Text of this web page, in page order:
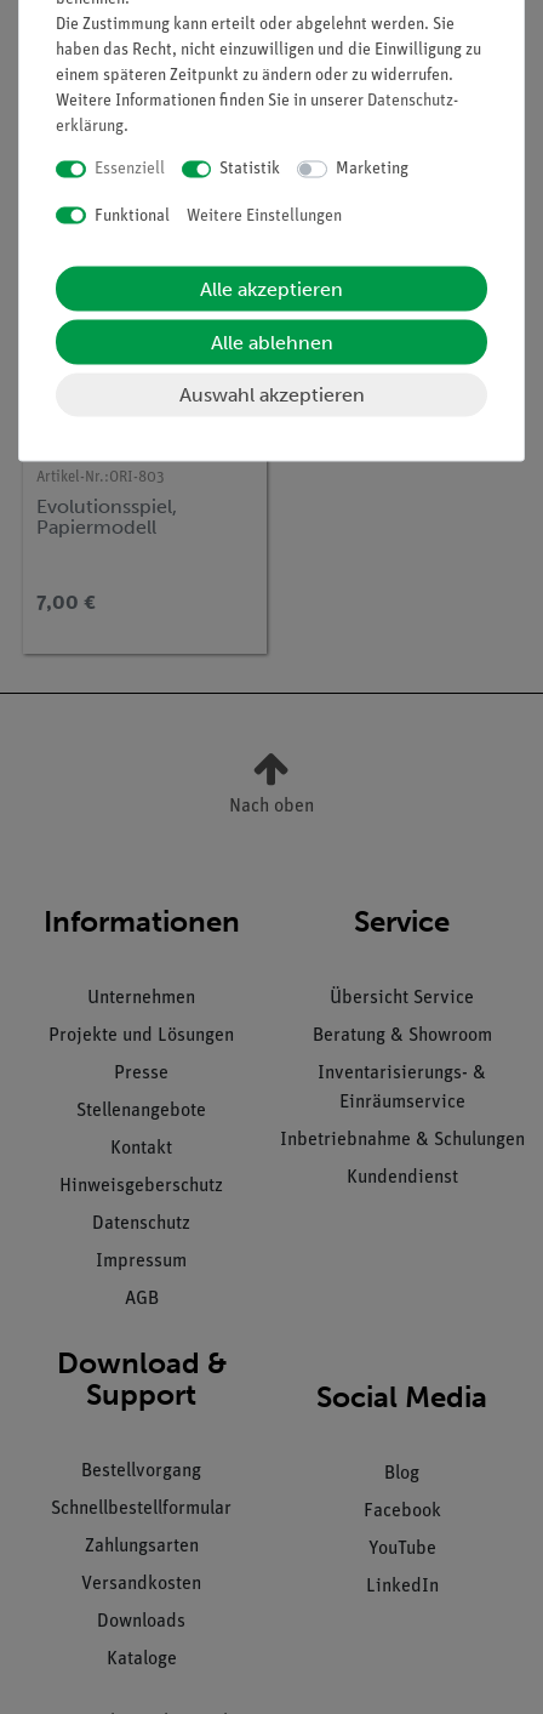
Artikel-Nr.:SOM-QS-8/4
Klarsichtschachtel
110,00 €
Artikel-Nr.:3BS-1013913
Hängemetallstativ mit 5
Rollen (Fuß und Stange)
263,00 €
Artikel-Nr.:ORI-803
Evolutionsspiel,
Papiermodell
7,00 €
Nach oben
Informationen
Unternehmen
Projekte und Lösungen
Presse
Stellenangebote
Kontakt
Hinweisgeberschutz
Datenschutz
Impressum
AGB
Service
Übersicht Service
Beratung & Showroom
Inventarisierungs- &
Einräumservice
Inbetriebnahme & Schulungen
Kundendienst
Download &
Support
Bestellvorgang
Schnellbestellformular
Zahlungsarten
Versandkosten
Downloads
Kataloge
Social Media
Blog
Facebook
YouTube
LinkedIn
Die Zustimmung kann erteilt oder abgelehnt werden. Sie
haben das Recht, nicht einzuwilligen und die Einwilligung zu
einem späteren Zeitpunkt zu ändern oder zu widerrufen.
Weitere Informationen finden Sie in unserer Daten­schutz­
erklärung.
Essenziell Statistik Marketing
Funktional Weitere Einstellungen
Alle akzeptieren
Alle ablehnen
Auswahl akzeptieren